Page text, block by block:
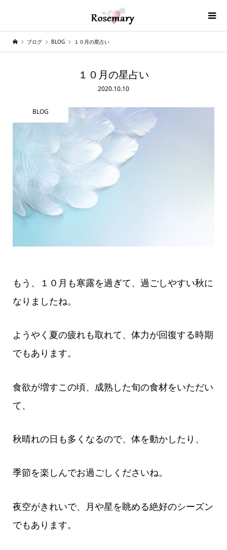
ブログ BLOG １０月の星占い
１０月の星占い
2020.10.10
BLOG
もう、１０月も寒露を過ぎて、過ごしやすい秋に
なりましたね。
ようやく夏の疲れも取れて、体力が回復する時期
でもあります。
食欲が増すこの頃、成熟した旬の食材をいただい
て、
秋晴れの日も多くなるので、体を動かしたり、
季節を楽しんでお過ごしくださいね。
夜空がきれいで、月や星を眺める絶好のシーズン
でもあります。